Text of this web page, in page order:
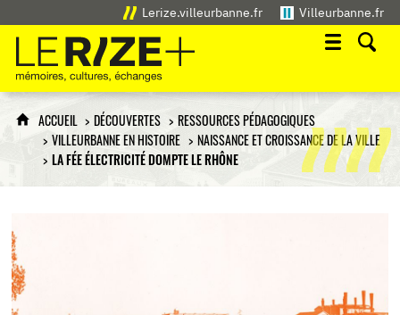
Lerize.villeurbanne.fr Villeurbanne.fr
Le Rize+
mémoires, cultures, échanges
ACCUEIL DÉCOUVERTES
RESSOURCES PÉDAGOGIQUES
VILLEURBANNE EN HISTOIRE
NAISSANCE ET CROISSANCE DE LA VILLE
LA FÉE ÉLECTRICITÉ DOMPTE LE RHÔNE